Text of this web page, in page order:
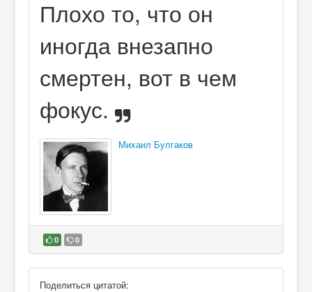
Плохо то, что он
иногда внезапно
смертен, вот в чем
фокус.
Михаил Булгаков
0 0
В избранное
Поделиться цитатой: